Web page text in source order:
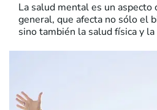
La salud mental es un aspecto
general, que afecta no sólo el
sino también la salud física y